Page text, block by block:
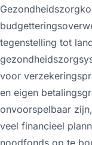
tegenstelling tot
voor
en eigen
onvoorspelbaar
veel financieel